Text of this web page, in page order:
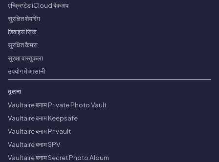
एन्क्रिप्टेड iCloud बैकअप
सुरक्षित शेयरिंग
डिवाइस सिंक
सुरक्षित कैमरा
सुरक्षा वास्तुकला
उपयोग में आसानी
तुलना
Vaultaire बनाम Private Photo Vault
Vaultaire बनाम Keepsafe
Vaultaire बनाम Privault
Vaultaire बनाम SPV
Vaultaire बनाम Secret Photo Album